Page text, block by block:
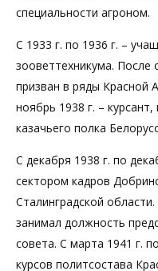
специальности агроном.
С 1933 г. по 1936 г. –
зооветтехникума. После
призван в ряды Красной
ноябрь 1938 г. –
казачьего полка
С декабря 1938 г. по
сектором кадров
Сталинградской
занимал должность
совета. С марта 1941 г.
курсов политсостава